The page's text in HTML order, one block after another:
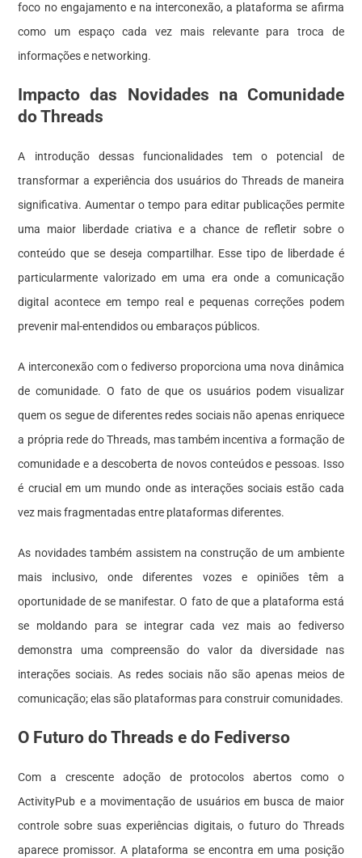
foco no engajamento e na interconexão, a plataforma se afirma
como um espaço cada vez mais relevante para troca de
informações e networking.
Impacto das Novidades na Comunidade
do Threads
A introdução dessas funcionalidades tem o potencial de
transformar a experiência dos usuários do Threads de maneira
significativa. Aumentar o tempo para editar publicações permite
uma maior liberdade criativa e a chance de refletir sobre o
conteúdo que se deseja compartilhar. Esse tipo de liberdade é
particularmente valorizado em uma era onde a comunicação
digital acontece em tempo real e pequenas correções podem
prevenir mal-entendidos ou embaraços públicos.
A interconexão com o fediverso proporciona uma nova dinâmica
de comunidade. O fato de que os usuários podem visualizar
quem os segue de diferentes redes sociais não apenas enriquece
a própria rede do Threads, mas também incentiva a formação de
comunidade e a descoberta de novos conteúdos e pessoas. Isso
é crucial em um mundo onde as interações sociais estão cada
vez mais fragmentadas entre plataformas diferentes.
As novidades também assistem na construção de um ambiente
mais inclusivo, onde diferentes vozes e opiniões têm a
oportunidade de se manifestar. O fato de que a plataforma está
se moldando para se integrar cada vez mais ao fediverso
demonstra uma compreensão do valor da diversidade nas
interações sociais. As redes sociais não são apenas meios de
comunicação; elas são plataformas para construir comunidades.
O Futuro do Threads e do Fediverso
Com a crescente adoção de protocolos abertos como o
ActivityPub e a movimentação de usuários em busca de maior
controle sobre suas experiências digitais, o futuro do Threads
aparece promissor. A plataforma se encontra em uma posição